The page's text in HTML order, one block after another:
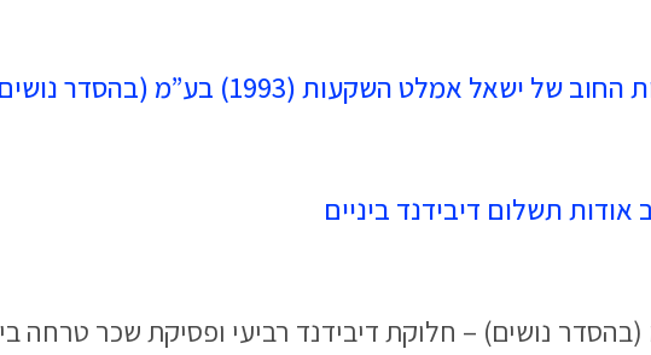
אמלט השקעות (1993) בע”מ (בהסדר נושים)
תשלום דיבידנד ביניים